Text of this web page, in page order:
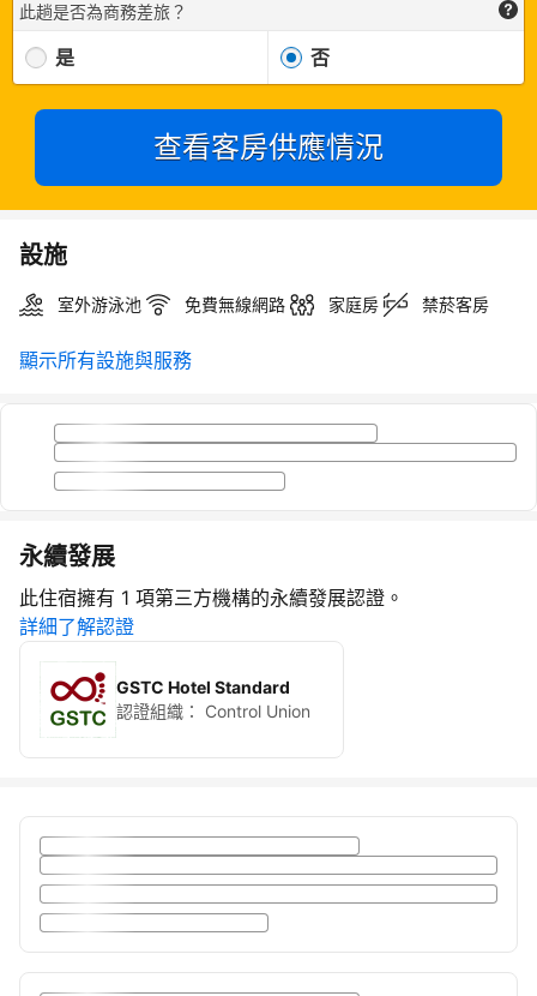
此趟是否為商務差旅？
是 否
查看客房供應情況
設施
室外游泳池 免費無線網路 家庭房 禁菸客房
顯示所有設施與服務
永續發展
此住宿擁有 1 項第三方機構的永續發展認證。
詳細了解認證
GSTC Hotel Standard
認證組織：
Control Union